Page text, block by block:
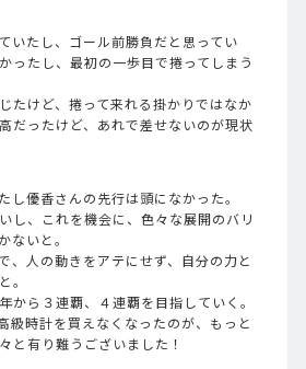
いたし、ゴール前勝負だと思ってい
ったし、最初の一歩目で捲ってしまう
たけど、捲って来れる掛かりではなか
だったけど、あれで差せないのが現状
し優香さんの先行は頭になかった。
し、これを機会に、色々な展開のバリ
ないと。
、人の動きをアテにせず、自分の力と
。
から３連覇、４連覇を目指していく。
級時計を買えなくなったのが、もっと
と有り難うございました！